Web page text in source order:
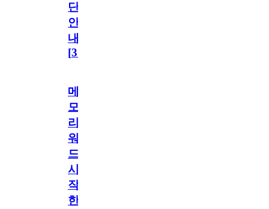
단
안
내
[31
메
모
리
워
드
시
작
한